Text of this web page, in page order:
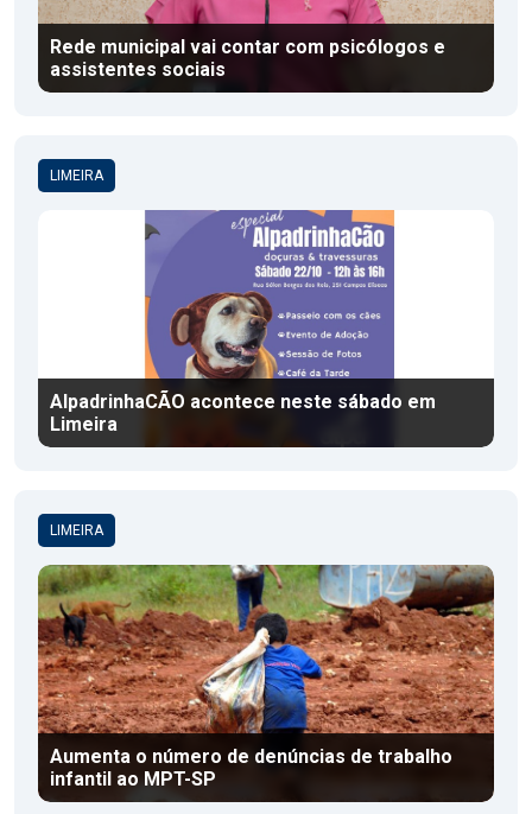
Rede municipal vai contar com psicólogos e
assistentes sociais
LIMEIRA
AlpadrinhaCÃO acontece neste sábado em
Limeira
LIMEIRA
Aumenta o número de denúncias de trabalho
infantil ao MPT-SP